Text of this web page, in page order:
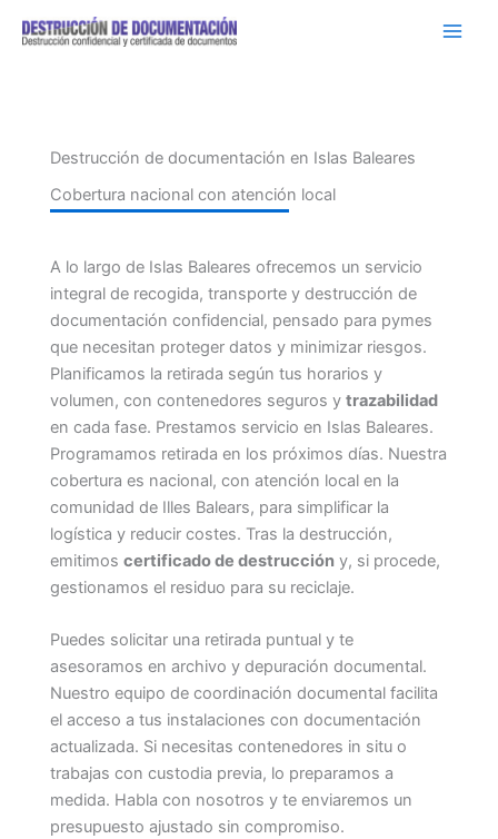
Destrucción de documentación en Islas Baleares
Cobertura nacional con atención local
A lo largo de Islas Baleares ofrecemos un servicio
integral de recogida, transporte y destrucción de
documentación confidencial, pensado para pymes
que necesitan proteger datos y minimizar riesgos.
Planificamos la retirada según tus horarios y
volumen, con contenedores seguros y trazabilidad
en cada fase. Prestamos servicio en Islas Baleares.
Programamos retirada en los próximos días. Nuestra
cobertura es nacional, con atención local en la
comunidad de Illes Balears, para simplificar la
logística y reducir costes. Tras la destrucción,
emitimos certificado de destrucción y, si procede,
gestionamos el residuo para su reciclaje.
Puedes solicitar una retirada puntual y te
asesoramos en archivo y depuración documental.
Nuestro equipo de coordinación documental facilita
el acceso a tus instalaciones con documentación
actualizada. Si necesitas contenedores in situ o
trabajas con custodia previa, lo preparamos a
medida. Habla con nosotros y te enviaremos un
presupuesto ajustado sin compromiso.